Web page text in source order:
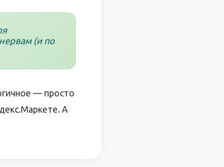
(и по
— просто
А